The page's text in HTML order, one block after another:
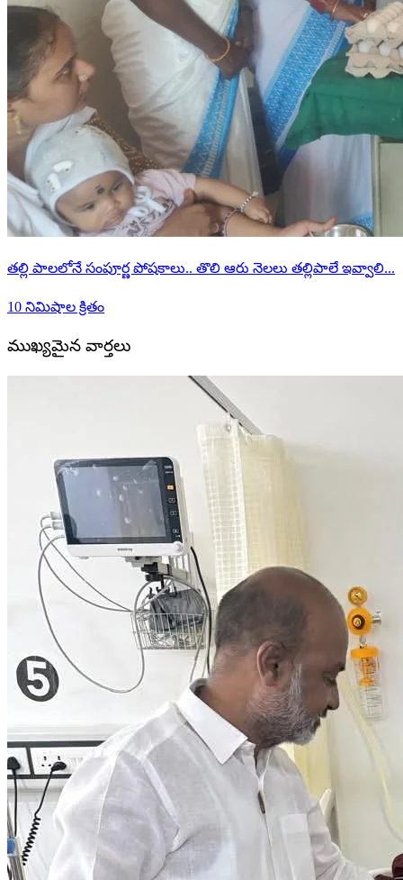
తల్లి పాలలోనే సంపూర్ణ పోషకాలు.. తొలి ఆరు నెలలు తల్లిపాలే ఇవ్వాలి...
10 నిమిషాల క్రితం
ముఖ్యమైన వార్తలు